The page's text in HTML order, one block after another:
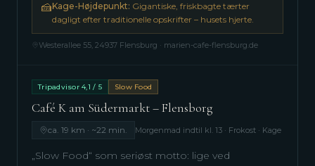
🍰Kage-Højdepunkt: Gigantiske, friskbagte tærter
dagligt efter traditionelle opskrifter – husets hjerte.
Westerallee 55, 24937 Flensburg · marien-cafe-flensburg.de
Tripadvisor 4,1 / 5 Slow Food
Café K am Südermarkt – Flensborg
ca. 19 km · ~22 min. Morgenmad indtil kl. 13 · Frokost · Kage
„Slow Food“ som seriøst motto: lige ved